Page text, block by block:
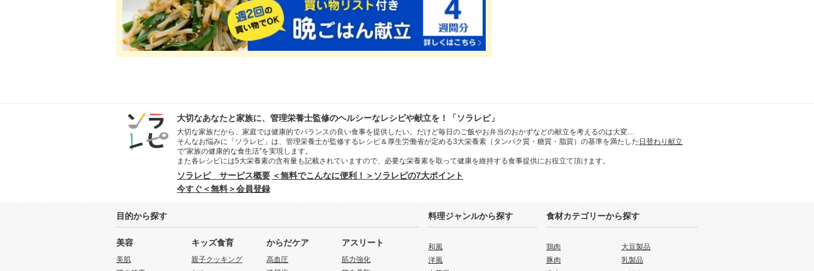
大切なあなたと家族に、管理栄養士監修のヘルシーなレシピや献立を！「ソラレピ」
大切な家族だから、家庭では健康的でバランスの良い食事を提供したい。だけど毎日のご飯やお弁当のおかずなどの献立を考えるのは大変…
そんなお悩みに「ソラレピ」は、管理栄養士が監修するレシピ＆厚生労働省が定める3大栄養素（タンパク質・糖質・脂質）の基準を満たした 日替わり献立
で“家族の健康的な食生活”を実現します。
また各レシピには5大栄養素の含有量も記載されていますので、必要な栄養素を取って健康を維持する食事提供にお役立て頂けます。
ソラレピ サービス概要 ＜無料でこんなに便利！＞ソラレピの7大ポイント
今すぐ＜無料＞会員登録
目的から探す
美容
美肌
キッズ食育
親子クッキング
からだケア
高血圧
アスリート
筋力強化
料理ジャンルから探す
和風
洋風
食材カテゴリーから探す
鶏肉
豚肉
大豆製品
乳製品